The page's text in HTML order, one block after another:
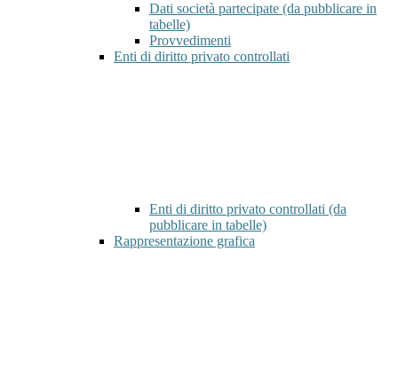
Dati società partecipate (da pubblicare in
tabelle)
Provvedimenti
Enti di diritto privato controllati
Enti di diritto privato controllati (da
pubblicare in tabelle)
Rappresentazione grafica